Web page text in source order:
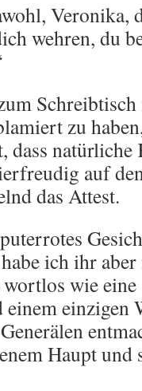
Veronika,
wehren, du
zu
dass
auf
das Attest.
ich ihr
wie
Haupt und